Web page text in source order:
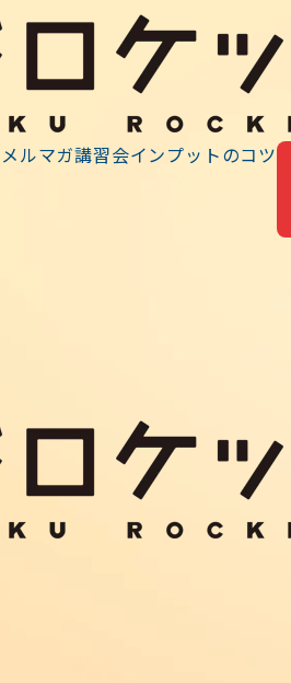
メルマガ講習会インプットのコツ